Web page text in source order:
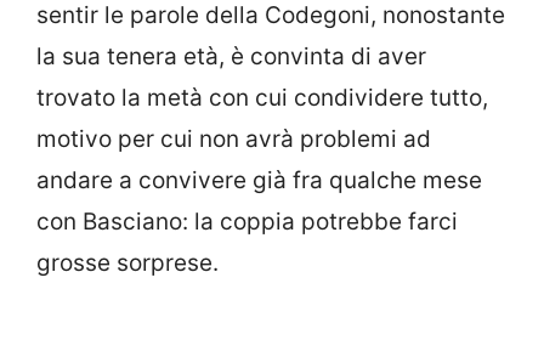
sentir le parole della Codegoni, nonostante
la sua tenera età, è convinta di aver
trovato la metà con cui condividere tutto,
motivo per cui non avrà problemi ad
andare a convivere già fra qualche mese
con Basciano: la coppia potrebbe farci
grosse sorprese.